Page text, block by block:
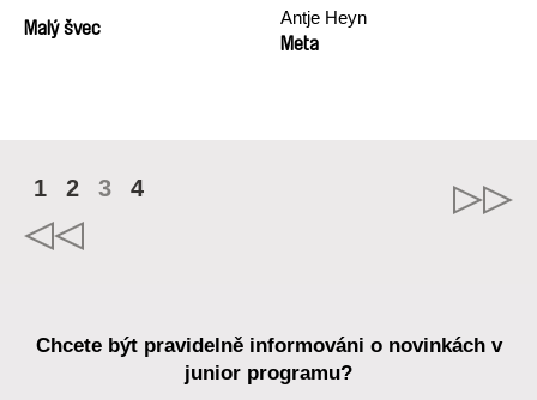
Malý švec
Antje Heyn
Meta
1 2 3 4
Chcete být pravidelně informováni o novinkách v
junior programu?